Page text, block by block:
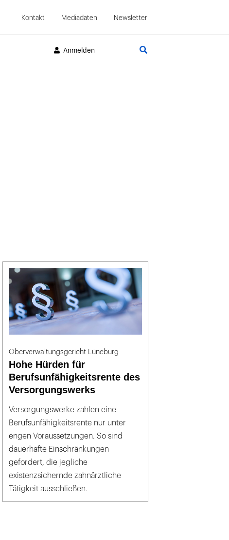
Kontakt Mediadaten Newsletter
Anmelden
Oberverwaltungsgericht Lüneburg
Hohe Hürden für
Berufsunfähigkeitsrente des
Versorgungswerks
Versorgungswerke zahlen eine
Berufsunfähigkeitsrente nur unter
engen Voraussetzungen. So sind
dauerhafte Einschränkungen
gefordert, die jegliche
existenzsichernde zahnärztliche
Tätigkeit ausschließen.